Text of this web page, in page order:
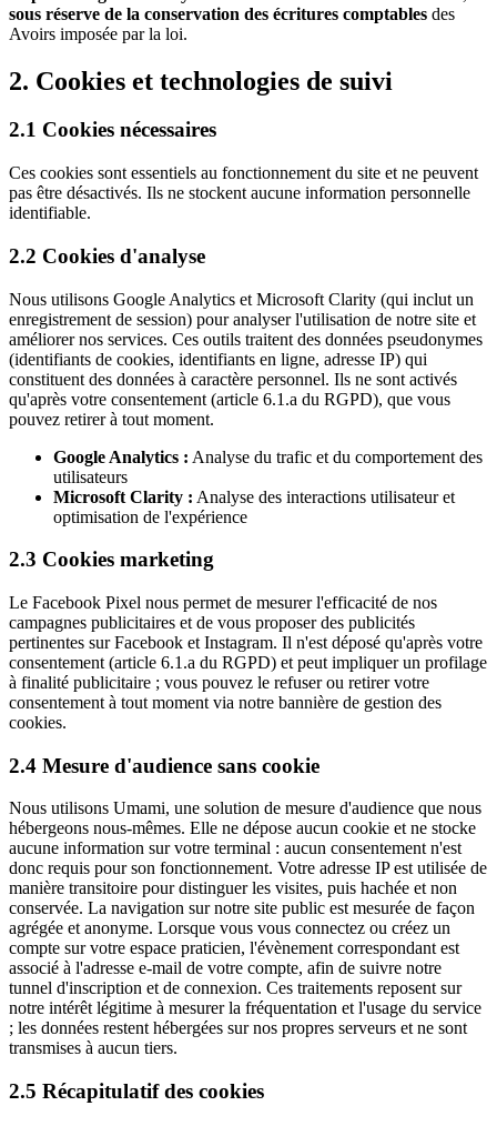
sous réserve de la conservation des écritures comptables des
Avoirs imposée par la loi.
2. Cookies et technologies de suivi
2.1 Cookies nécessaires
Ces cookies sont essentiels au fonctionnement du site et ne peuvent
pas être désactivés. Ils ne stockent aucune information personnelle
identifiable.
2.2 Cookies d'analyse
Nous utilisons Google Analytics et Microsoft Clarity (qui inclut un
enregistrement de session) pour analyser l'utilisation de notre site et
améliorer nos services. Ces outils traitent des données pseudonymes
(identifiants de cookies, identifiants en ligne, adresse IP) qui
constituent des données à caractère personnel. Ils ne sont activés
qu'après votre consentement (article 6.1.a du RGPD), que vous
pouvez retirer à tout moment.
Google Analytics : Analyse du trafic et du comportement des
utilisateurs
Microsoft Clarity : Analyse des interactions utilisateur et
optimisation de l'expérience
2.3 Cookies marketing
Le Facebook Pixel nous permet de mesurer l'efficacité de nos
campagnes publicitaires et de vous proposer des publicités
pertinentes sur Facebook et Instagram. Il n'est déposé qu'après votre
consentement (article 6.1.a du RGPD) et peut impliquer un profilage
à finalité publicitaire ; vous pouvez le refuser ou retirer votre
consentement à tout moment via notre bannière de gestion des
cookies.
2.4 Mesure d'audience sans cookie
Nous utilisons Umami, une solution de mesure d'audience que nous
hébergeons nous-mêmes. Elle ne dépose aucun cookie et ne stocke
aucune information sur votre terminal : aucun consentement n'est
donc requis pour son fonctionnement. Votre adresse IP est utilisée de
manière transitoire pour distinguer les visites, puis hachée et non
conservée. La navigation sur notre site public est mesurée de façon
agrégée et anonyme. Lorsque vous vous connectez ou créez un
compte sur votre espace praticien, l'évènement correspondant est
associé à l'adresse e-mail de votre compte, afin de suivre notre
tunnel d'inscription et de connexion. Ces traitements reposent sur
notre intérêt légitime à mesurer la fréquentation et l'usage du service
; les données restent hébergées sur nos propres serveurs et ne sont
transmises à aucun tiers.
2.5 Récapitulatif des cookies